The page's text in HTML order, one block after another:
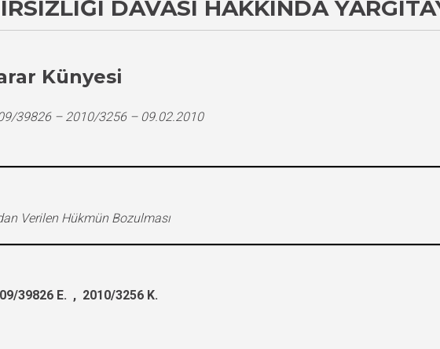
DAVASI HAKKINDA
Künyesi
39826 – 2010/3256 – 09.02.2010
Verilen Hükmün Bozulması
E. , 2010/3256 K.